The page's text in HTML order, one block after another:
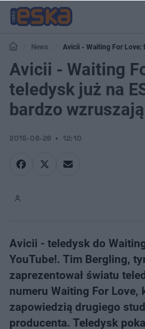
News
Avicii - Waiting For Love:
wzruszający! [VIDEO]
Avicii - Waiting
teledysk już na
bardzo
2015-06-26 12:10
Avicii - teledysk do
YouTube!. Tim Bergling,
zaprezentował światu
numeru Waiting For Love,
zapowiedzią drugiego
producenta. Teledysk